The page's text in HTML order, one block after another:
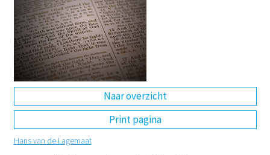
Naar overzicht
Print pagina
Hans van de Lagemaat
DE EN